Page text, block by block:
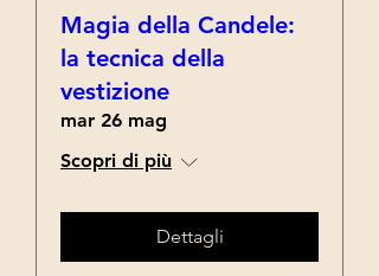
Magia della Candele:
la tecnica della
vestizione
mar 26 mag
Scopri di più
Dettagli